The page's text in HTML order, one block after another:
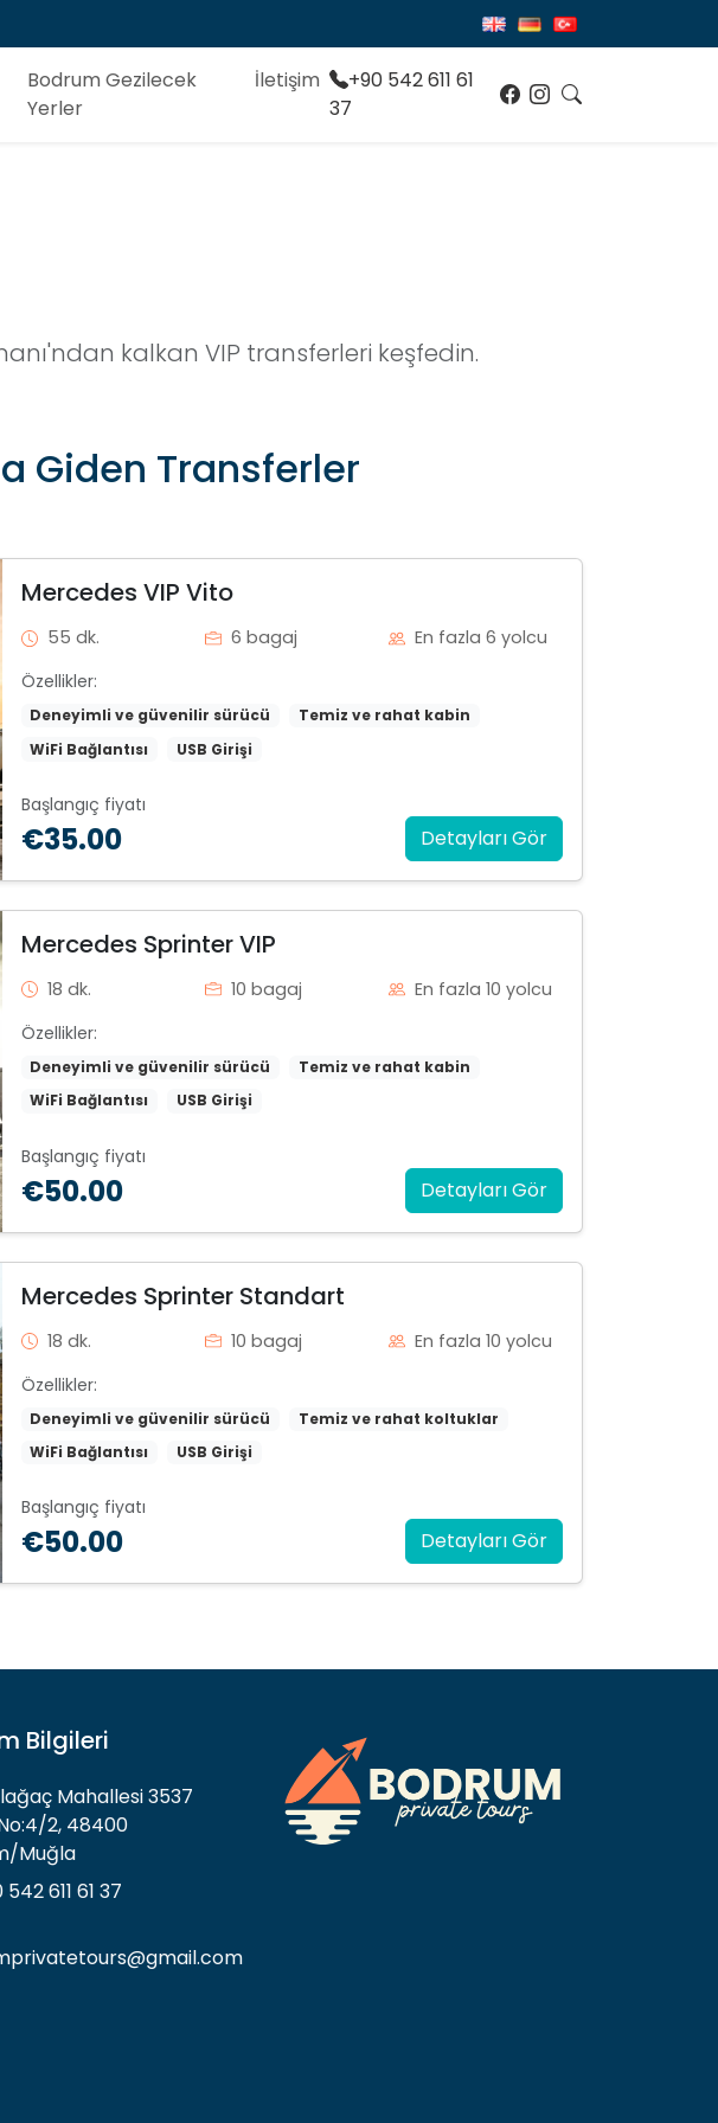
Bodrum Gezilecek
Yerler
İletişim
+90 542 611 61
37
kalkan VIP transferleri keşfedin.
Giden Transferler
Mercedes VIP Vito
55 dk. 6 bagaj
En fazla 6 yolcu
Özellikler:
Deneyimli ve güvenilir sürücü
Temiz ve rahat kabin
WiFi Bağlantısı
USB Girişi
Başlangıç fiyatı
€35.00 Detayları Gör
Mercedes Sprinter VIP
18 dk. 10 bagaj
En fazla 10 yolcu
Özellikler:
Deneyimli ve güvenilir sürücü
Temiz ve rahat kabin
WiFi Bağlantısı
USB Girişi
Başlangıç fiyatı
€50.00 Detayları Gör
Mercedes Sprinter Standart
18 dk. 10 bagaj
En fazla 10 yolcu
Özellikler:
Deneyimli ve güvenilir sürücü
Temiz ve rahat koltuklar
WiFi Bağlantısı
USB Girişi
Başlangıç fiyatı
€50.00 Detayları Gör
Bilgileri
Mahallesi 3537
2, 48400
Muğla
542 611 61 37